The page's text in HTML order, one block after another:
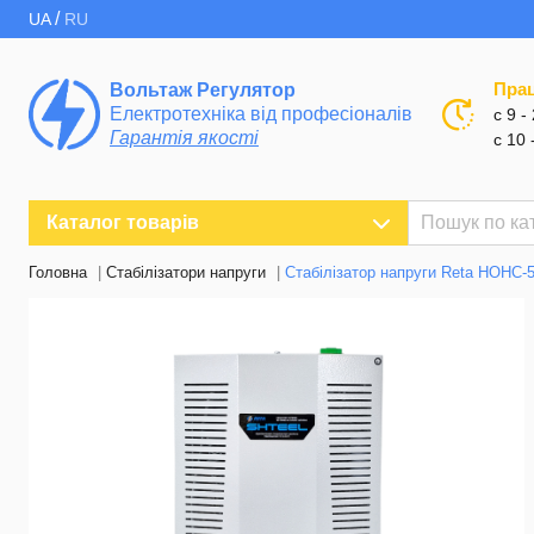
UA/ RU
Вольтаж Регулятор
Електротехніка від професіоналів
Гарантія якості
с 9 -
с 10
Каталог товарів
Головна Стабілізатори напруги Стабілізатор напруги Reta